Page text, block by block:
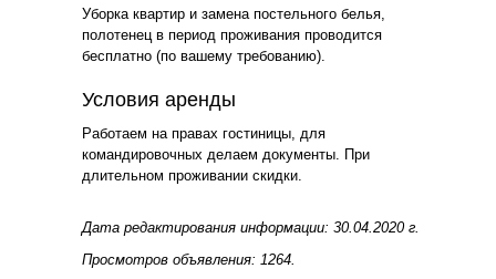
Уборка квартир и замена постельного белья,
полотенец в период проживания проводится
бесплатно (по вашему требованию).
Условия аренды
Работаем на правах гостиницы, для
командировочных делаем документы. При
длительном проживании скидки.
Дата редактирования информации: 30.04.2020 г.
Просмотров объявления: 1264.